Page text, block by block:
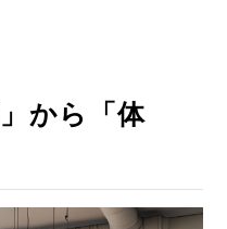
から「体